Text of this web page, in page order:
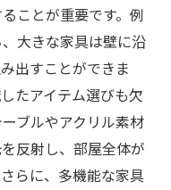
ことが重要です。例
大きな家具は壁に沿
出すことができま
たアイテム選びも欠
ブルやアクリル素材
反射し、部屋全体が
らに、多機能な家具